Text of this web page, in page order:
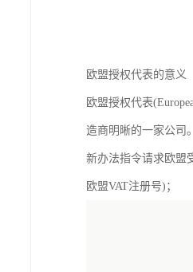
欧盟授权代表的意义
欧盟授权代表
造商明晰的一家公司
新办法指令请求欧盟
欧盟VAT注册号)；